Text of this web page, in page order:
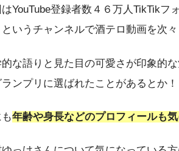
YouTube登録者数４６万人TikTikフ
というチャンネルで酒テロ動画を次
な語りと見た目の可愛さが印象的
ンプリに選ばれたことがあるとか
年齢や身長などのプロフィールも